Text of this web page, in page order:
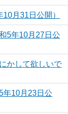
月31日公開）
5年10月27日公
かして欲しいで
年10月23日公